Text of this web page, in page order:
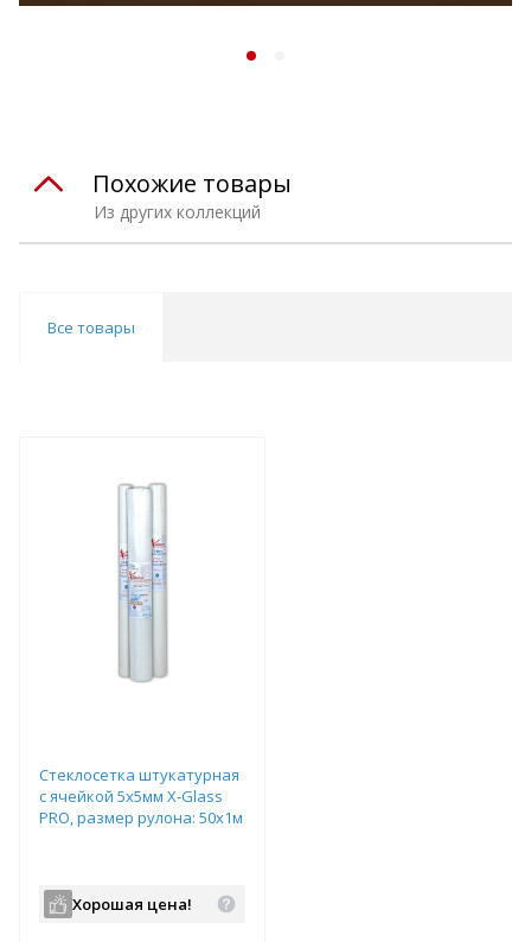
Из других коллекций
Похожие товары
Все товары
Стеклосетка штукатурная
с ячейкой 5х5мм X-Glass
PRO, размер рулона: 50х1м
Хорошая цена!